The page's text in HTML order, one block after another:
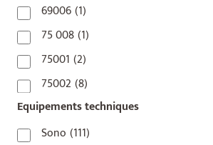
69006(1)
75 008(1)
75001 (2)
75002 (8)
75003(1)
75004(2)
Equipements techniques
Sono (111)